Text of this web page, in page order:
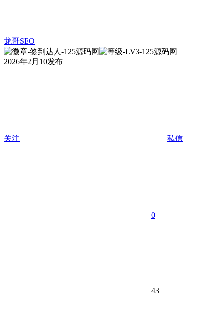
龙哥SEO
2026年2月10发布
关注 私信
0
43